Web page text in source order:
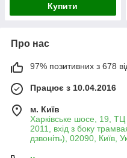
Купити
Про нас
97% позитивних з 678
Працює з 10.04.2016
м. Київ
Харківське шосе, 19,
2011, вхід з боку
дзвоніть), 02090, Київ,